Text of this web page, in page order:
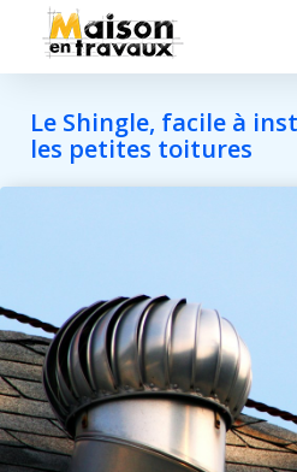
Le Shingle, facile à
les petites toitures